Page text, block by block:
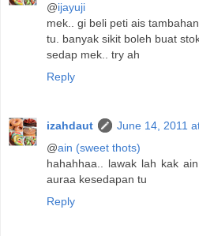
@ijayuji
mek.. gi beli peti ais
tu. banyak sikit boleh buat
sedap mek.. try ah
Reply
izahdaut
June 14, 2011
@ain (sweet thots)
hahahhaa.. lawak lah kak
auraa kesedapan tu
Reply